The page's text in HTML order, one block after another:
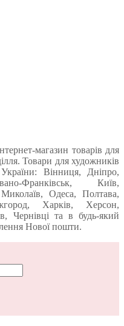
магазин товарів для
Товари для художників
Вінниця, Дніпро,
Франківськ, Київ,
Одеса, Полтава,
Харків, Херсон,
Чернівці та в будь-який
Нової пошти.